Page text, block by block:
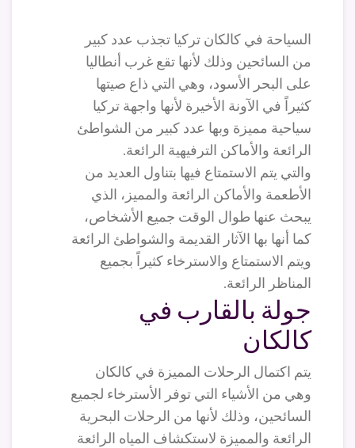
السياحة في كالكان تركيا تجذب عدد كبير
من السائحين وذلك لأنها تقع غرب أنطاليا
على البحر الأسود، وهي التي ذاع صيتها
كثيراً في الآونة الأخيرة لأنها واجهة تركيا
سياحية مميزة وبها عدد كبير من الشواطئ
الرائعة والأماكن الترفيهية الرائعة.
والتي يتم الاستمتاع فيها بتناول العديد من
الأطعمة والأماكن الرائعة والمميز، الذي
يبحث عنها طوال الوقت جميع الأشخاص،
كما أنها بها الآثار القديمة والشواطئ الرائعة
ويتم الاستمتاع والاسترخاء كثيراً بجميع
المناظر الرائعة.
جولة بالقارب في
كالكان
يتم اكتمال الرحلات المميزة في كالكان
وهي من الأشياء التي توفر الأسترخاء لجميع
السائحين، وذلك لأنها من الرحلات البحرية
الرائعة والمميزة لاستكشاف المياه الرائعة